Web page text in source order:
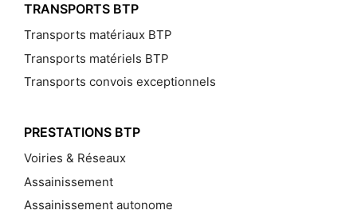
TRANSPORTS BTP
Transports matériaux BTP
Transports matériels BTP
Transports convois exceptionnels
PRESTATIONS BTP
Voiries & Réseaux
Assainissement
Assainissement autonome